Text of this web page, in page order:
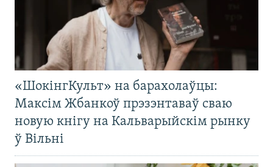
«ШокінгКульт» на барахолаўцы:
Максім Жбанкоў прэзэнтаваў сваю
новую кнігу на Кальварыйскім рынку
ў Вільні